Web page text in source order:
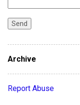
Archive
Report Abuse